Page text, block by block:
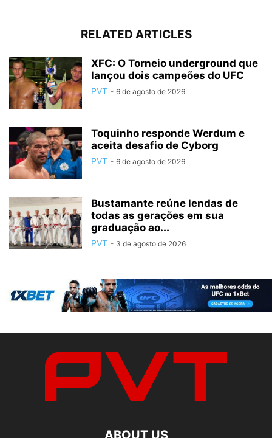
RELATED ARTICLES
XFC: O Torneio underground que
lançou dois campeões do UFC
PVT - 6 de agosto de 2026
Toquinho responde Werdum e
aceita desafio de Cyborg
PVT - 6 de agosto de 2026
Bustamante reúne lendas de
todas as gerações em sua
graduação ao...
PVT - 3 de agosto de 2026